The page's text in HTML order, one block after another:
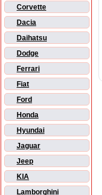
Corvette
Dacia
Daihatsu
Dodge
Ferrari
Fiat
Ford
Honda
Hyundai
Jaguar
Jeep
KIA
Lamborghini